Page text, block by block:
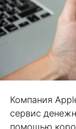
Компания
сервис
помощью